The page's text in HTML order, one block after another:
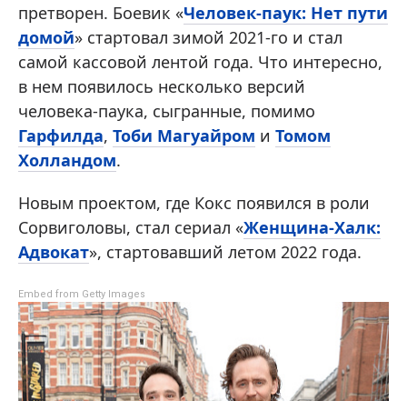
претворен. Боевик «Человек-паук: Нет пути
домой» стартовал зимой 2021-го и стал
самой кассовой лентой года. Что интересно,
в нем появилось несколько версий
человека-паука, сыгранные, помимо
Гарфилда, Тоби Магуайром и Томом
Холландом.
Новым проектом, где Кокс появился в роли
Сорвиголовы, стал сериал «Женщина-Халк:
Адвокат», стартовавший летом 2022 года.
Embed from Getty Images